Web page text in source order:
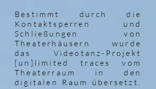
Bestimmt durch die
Kontaktsperren und
Schließungen von
Theaterhäusern wurde
das Videotanz-Projekt
[un]limited traces vom
Theaterraum in den
digitalen Raum übersetzt.